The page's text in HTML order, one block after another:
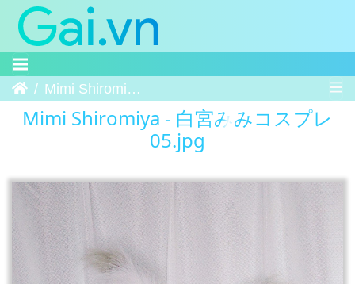
Trang chủMimi Shiromiya - 白宮みみコスプレ 05
Mimi Shiromiya - 白宮みみコスプレ
05.jpg